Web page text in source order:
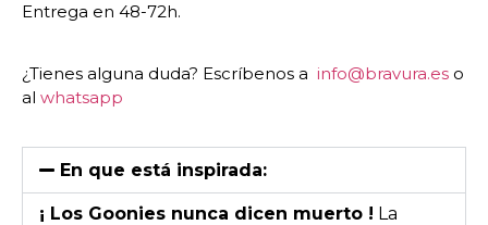
Entrega en 48-72h.
¿Tienes alguna duda? Escríbenos a info@bravura.es o
al whatsapp
En que está inspirada:
¡ Los Goonies nunca dicen muerto ! La